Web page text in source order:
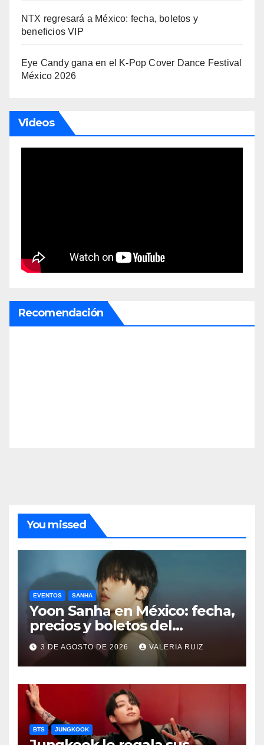
NTX regresará a México: fecha, boletos y
beneficios VIP
Eye Candy gana en el K-Pop Cover Dance Festival
México 2026
Videos
Recomendación
You missed
EVENTOS SANHA
Yoon Sanha en México: fecha,
precios y boletos del
FANCON
3 DE AGOSTO DE 2026 VALERIA RUIZ
BTS JUNGKOOK